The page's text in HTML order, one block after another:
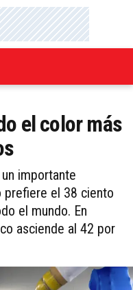
el color más
importante
prefiere el 38 ciento
el mundo. En
asciende al 42 por